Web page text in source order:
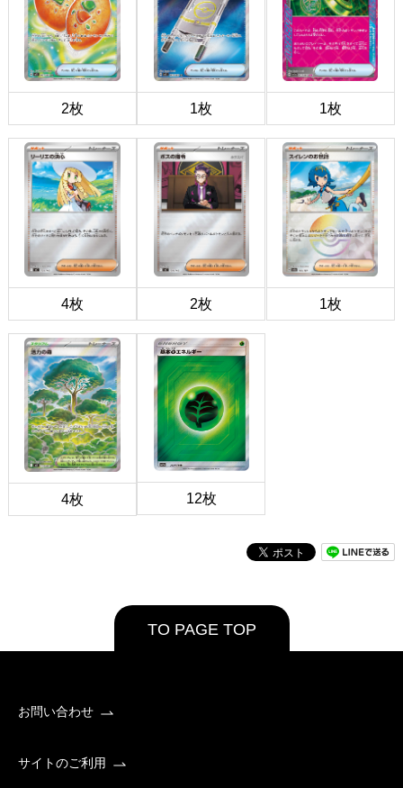
2枚 1枚 1枚
4枚 2枚 1枚
4枚 12枚
TO PAGE TOP
お問い合わせ
サイトのご利用